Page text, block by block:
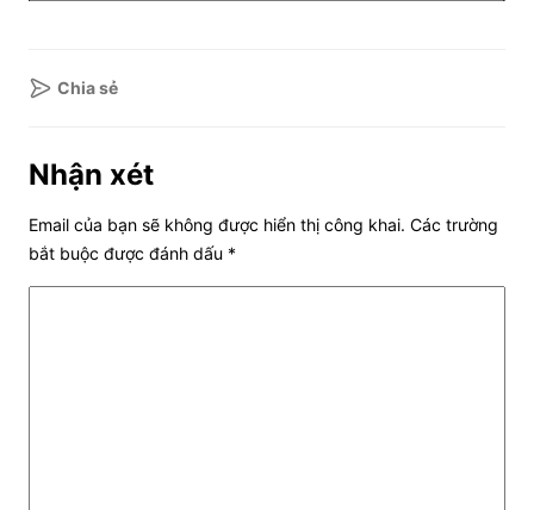
Chia sẻ
Nhận xét
Email của bạn sẽ không được hiển thị công khai. Các trường
bắt buộc được đánh dấu *